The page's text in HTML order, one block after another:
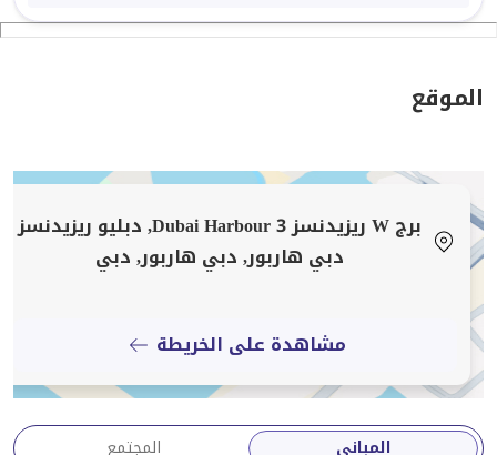
الموقع
برج W ريزيدنسز Dubai Harbour 3, دبليو ريزيدنسز
دبي هاربور, دبي هاربور, دبي
مشاهدة على الخريطة
المباني المجتمع